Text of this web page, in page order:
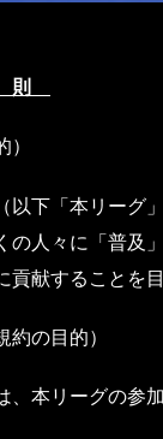
則
「本リーグ」
の人々に「普及
貢献することを
約の目的）
本リーグの参